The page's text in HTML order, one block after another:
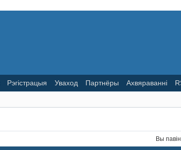
Рэгістрацыя Уваход Партнёры Ахвяраванні
Вы